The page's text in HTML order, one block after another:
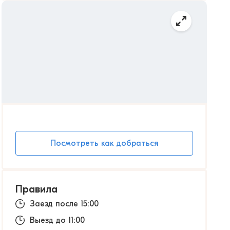
Посмотреть как добраться
Правила
Заезд после 15:00
Выезд до 11:00